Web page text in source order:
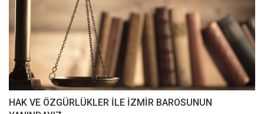
HAK VE ÖZGÜRLÜKLER İLE İZMİR BAROSUNUN